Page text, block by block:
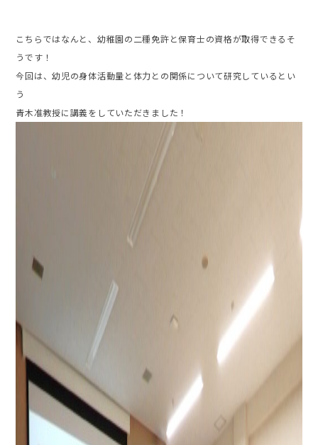
こちらではなんと、幼稚園の二種免許と保育士の資格が取得できるそ
うです！
今回は、幼児の身体活動量と体力との関係について研究しているとい
う
青木准教授に講義をしていただきました！